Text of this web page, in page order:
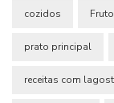
cozidos
prato principal
receitas com